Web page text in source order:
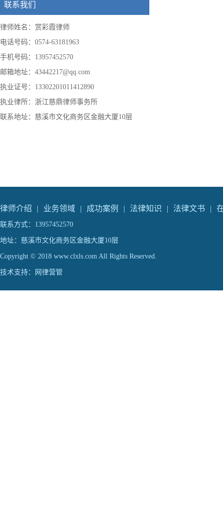
联系我们
律师姓名：赏彩霞律师
电话号码：0574-63181963
手机号码：13957452570
邮箱地址：43442217@qq.com
执业证号：13302201011412890
执业律所：浙江慈鼎律师事务所
联系地址：慈溪市文化商务区金融大厦10层
律师介绍 | 业务领域 | 成功案例 | 法律知识 | 法律文书 |
联系方式：13957452570
地址：慈溪市文化商务区金融大厦10层
Copyright © 2018 www.clxls.com All Rights Reserved.
技术支持： 网律营管